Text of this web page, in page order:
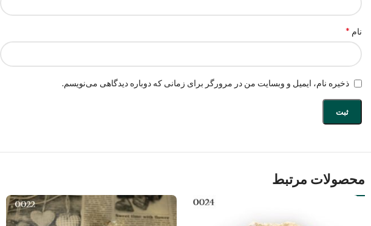
نام *
ذخیره نام، ایمیل و وبسایت من در مرورگر برای زمانی که دوباره دیدگاهی می‌نویسم.
محصولات مرتبط